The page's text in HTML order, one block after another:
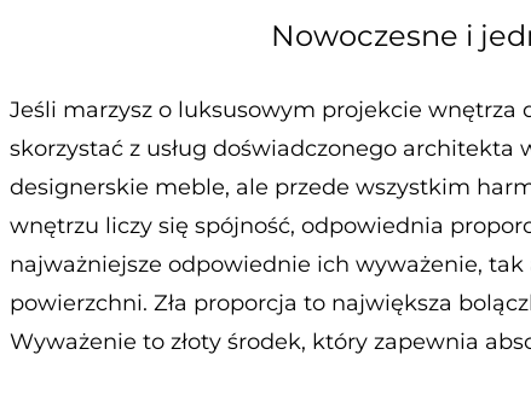
Nowoczesne i
Jeśli marzysz o luksusowym projekcie
skorzystać z usług doświadczonego
designerskie meble, ale przede wszystkim
wnętrzu liczy się spójność, odpowiednia
najważniejsze odpowiednie ich wyważenie, tak
powierzchni. Zła proporcja to największa
Wyważenie to złoty środek, który zapewnia